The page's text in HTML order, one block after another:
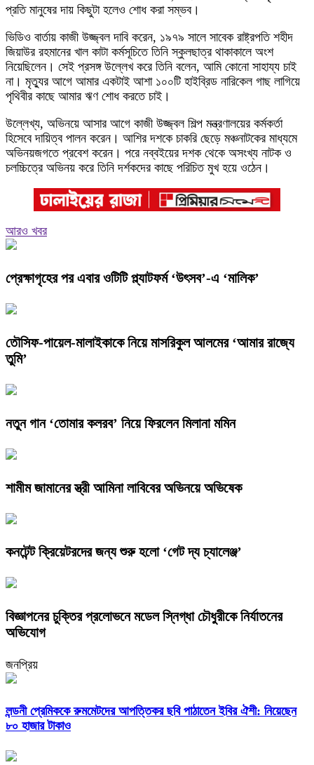
প্রতি মানুষের দায় কিছুটা হলেও শোধ করা সম্ভব।
ভিডিও বার্তায় কাজী উজ্জ্বল দাবি করেন, ১৯৭৯ সালে সাবেক রাষ্ট্রপতি শহীদ
জিয়াউর রহমানের খাল কাটা কর্মসূচিতে তিনি স্কুলছাত্র থাকাকালে অংশ
নিয়েছিলেন। সেই প্রসঙ্গ উল্লেখ করে তিনি বলেন, আমি কোনো সাহায্য চাই
না। মৃত্যুর আগে আমার একটাই আশা ১০০টি হাইব্রিড নারিকেল গাছ লাগিয়ে
পৃথিবীর কাছে আমার ঋণ শোধ করতে চাই।
উল্লেখ্য, অভিনয়ে আসার আগে কাজী উজ্জ্বল শিল্প মন্ত্রণালয়ের কর্মকর্তা
হিসেবে দায়িত্ব পালন করেন। আশির দশকে চাকরি ছেড়ে মঞ্চনাটকের মাধ্যমে
অভিনয়জগতে প্রবেশ করেন। পরে নব্বইয়ের দশক থেকে অসংখ্য নাটক ও
চলচ্চিত্রে অভিনয় করে তিনি দর্শকদের কাছে পরিচিত মুখ হয়ে ওঠেন।
আরও খবর
প্রেক্ষাগৃহের পর এবার ওটিটি প্ল্যাটফর্ম ‘উৎসব’-এ ‘মালিক’
তৌসিফ-পায়েল-মালাইকাকে নিয়ে মাসরিকুল আলমের ‘আমার রাজ্যে
তুমি’
নতুন গান ‘তোমার কলরব’ নিয়ে ফিরলেন মিলানা মমিন
শামীম জামানের স্ত্রী আমিনা লাবিবের অভিনয়ে অভিষেক
কনটেন্ট ক্রিয়েটরদের জন্য শুরু হলো ‘গেট দ্য চ্যালেঞ্জ’
বিজ্ঞাপনের চুক্তির প্রলোভনে মডেল স্নিগ্ধা চৌধুরীকে নির্যাতনের
অভিযোগ
জনপ্রিয়
লন্ডনী প্রেমিককে রুমমেটদের আপত্তিকর ছবি পাঠাতেন ইবির ঐশী: নিয়েছেন
৮০ হাজার টাকাও